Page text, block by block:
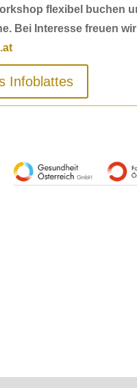
flexibel buchen
Bei Interesse freuen
Infoblattes